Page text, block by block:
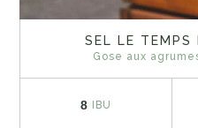
SEL LE TEMPS
Gose aux
8 IBU